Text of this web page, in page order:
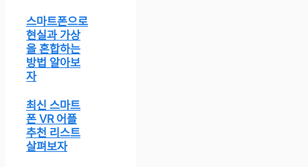
스마트폰으로
현실과 가상
을 혼합하는
방법 알아보
자
최신 스마트
폰 VR 어플
추천 리스트
살펴보자